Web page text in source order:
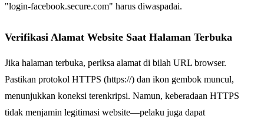
"login-facebook.secure.com" harus diwaspadai.
Verifikasi Alamat Website Saat Halaman Terbuka
Jika halaman terbuka, periksa alamat di bilah URL browser.
Pastikan protokol HTTPS (https://) dan ikon gembok muncul,
menunjukkan koneksi terenkripsi. Namun, keberadaan HTTPS
tidak menjamin legitimasi website—pelaku juga dapat